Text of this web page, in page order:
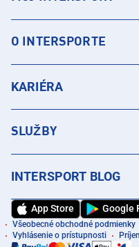
O INTERSPORTE
KARIÉRA
SLUŽBY
INTERSPORT BLOG
App Store Google
Všeobecné obchodné podmienky
Vyhlásenie o prístupnosti